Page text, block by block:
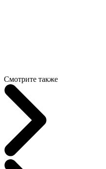
Смотрите также